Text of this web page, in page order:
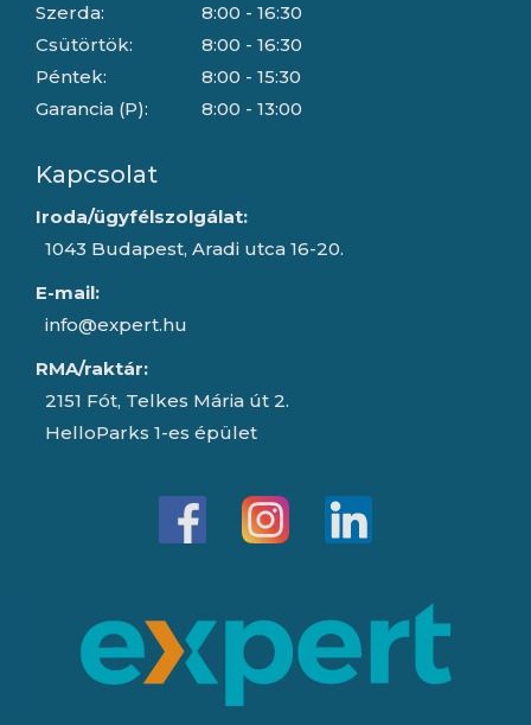
Szerda:
Csütörtök:
Péntek:
Garancia (P):
8:00 - 16:30
8:00 - 16:30
8:00 - 15:30
8:00 - 13:00
Kapcsolat
Iroda/ügyfélszolgálat:
1043 Budapest, Aradi utca 16-20.
E-mail:
info@expert.hu
RMA/raktár:
2151 Fót, Telkes Mária út 2.
HelloParks 1-es épület